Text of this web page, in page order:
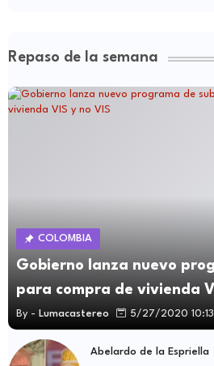
Repaso de la semana
COLOMBIA
Gobierno lanza nuevo
para compra de vivienda
By - Lumacastereo 5/27/2020
Abelardo de la Espriella